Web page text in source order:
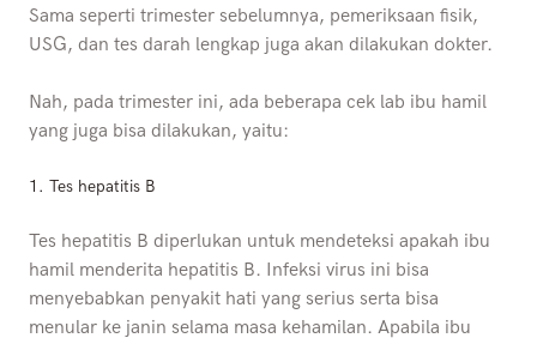
Sama seperti trimester sebelumnya, pemeriksaan fisik,
USG, dan tes darah lengkap juga akan dilakukan dokter.
Nah, pada trimester ini, ada beberapa cek lab ibu hamil
yang juga bisa dilakukan, yaitu:
1. Tes hepatitis B
Tes hepatitis B diperlukan untuk mendeteksi apakah ibu
hamil menderita hepatitis B. Infeksi virus ini bisa
menyebabkan penyakit hati yang serius serta bisa
menular ke janin selama masa kehamilan. Apabila ibu